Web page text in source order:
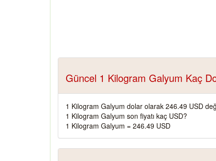
Güncel 1 Kilogram Galyum Kaç
1 Kilogram Galyum dolar olarak 246.49 USD
1 Kilogram Galyum son fiyatı kaç USD?
1 Kilogram Galyum = 246.49 USD